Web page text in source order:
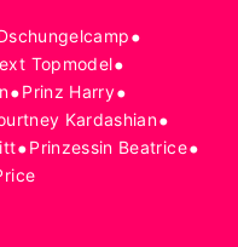
•
Topmodel•
•Prinz Harry•
Kardashian•
•Prinzessin Beatrice•